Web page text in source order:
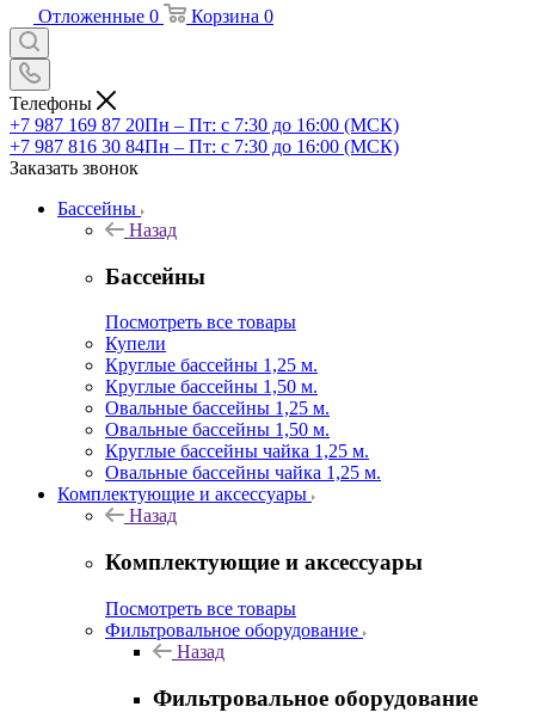
Отложенные 0 Корзина 0
Телефоны
+7 987 169 87 20Пн – Пт: с 7:30 до 16:00 (МСК)
+7 987 816 30 84Пн – Пт: с 7:30 до 16:00 (МСК)
Заказать звонок
Бассейны
Назад
Бассейны
Посмотреть все товары
Купели
Круглые бассейны 1,25 м.
Круглые бассейны 1,50 м.
Овальные бассейны 1,25 м.
Овальные бассейны 1,50 м.
Круглые бассейны чайка 1,25 м.
Овальные бассейны чайка 1,25 м.
Комплектующие и аксессуары
Назад
Комплектующие и аксессуары
Посмотреть все товары
Фильтровальное оборудование
Назад
Фильтровальное оборудование